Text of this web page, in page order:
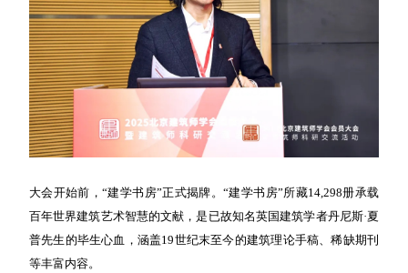
大会开始前，“建学书房”正式揭牌。“建学书房”所藏14,298册承载
百年世界建筑艺术智慧的文献，是已故知名英国建筑学者丹尼斯·夏
普先生的毕生心血，涵盖19世纪末至今的建筑理论手稿、稀缺期刊
等丰富内容。